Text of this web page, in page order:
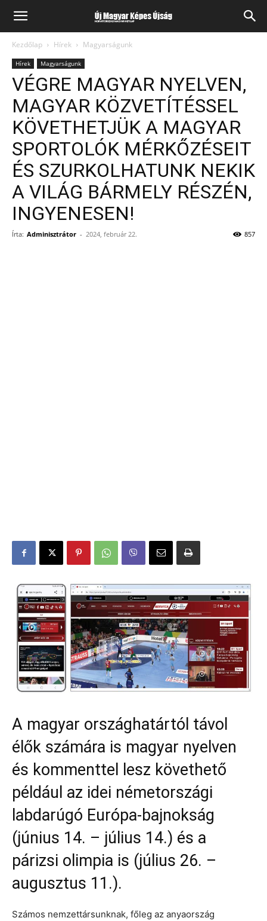
Kezdőlap Hírek Magyarságunk
Hírek Magyarságunk
VÉGRE MAGYAR NYELVEN,
MAGYAR KÖZVETÍTÉSSEL
KÖVETHETJÜK A MAGYAR
SPORTOLÓK MÉRKŐZÉSEIT
ÉS SZURKOLHATUNK NEKIK
A VILÁG BÁRMELY RÉSZÉN,
INGYENESEN!
Írta: Adminisztrátor - 2024, február 22. 857
A magyar országhatártól távol
élők számára is magyar nyelven
és kommenttel lesz követhető
például az idei németországi
labdarúgó Európa-bajnokság
(június 14. – július 14.) és a
párizsi olimpia is (július 26. –
augusztus 11.).
Számos nemzettársunknak, főleg az anyaország